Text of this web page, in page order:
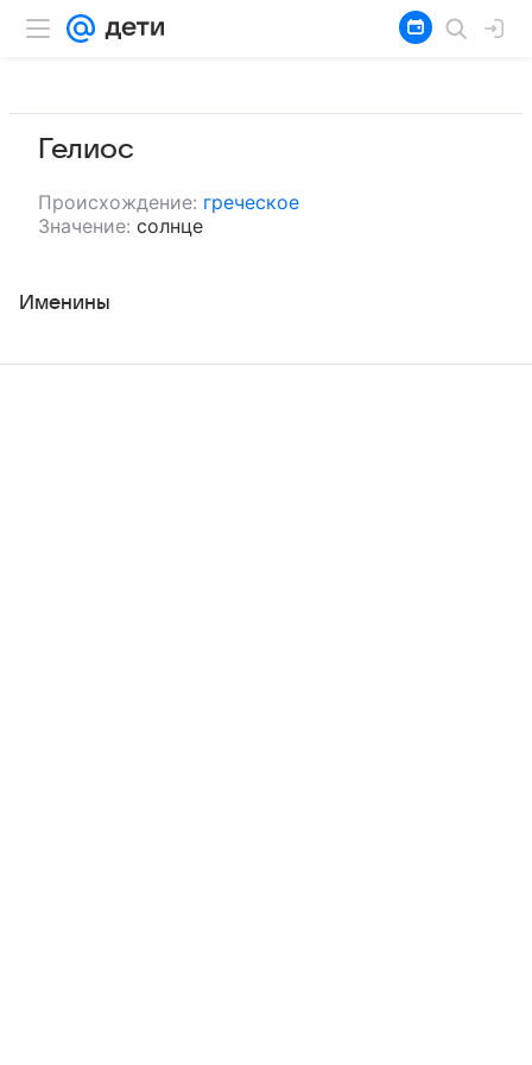
Гелиос
Происхождение: греческое
Значение: солнце
Именины